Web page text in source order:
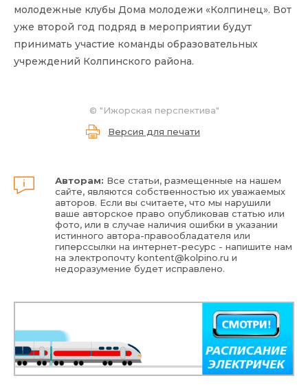
молодежные клубы Дома молодежи «Колпинец». Вот
уже второй год подряд в мероприятии будут
принимать участие команды образовательных
учреждений Колпинского района.
© "Ижорская перспектива"
Версия для печати
Авторам: Все статьи, размещенные на нашем
сайте, являются собственностью их уважаемых
авторов. Если вы считаете, что мы нарушили
ваше авторское право опубликовав статью или
фото, или в случае наличия ошибки в указании
истинного автора-правообладателя или
гиперссылки на интернет-ресурс - напишите нам
на электропочтуkontent@kolpino.ru и
недоразумение будет исправлено.